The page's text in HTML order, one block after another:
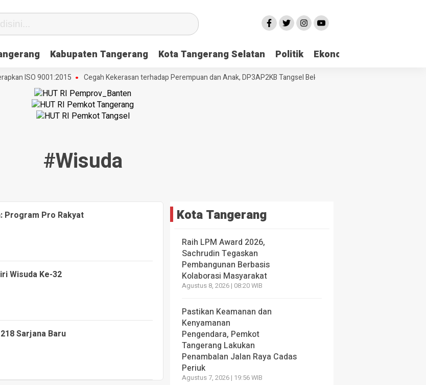
Kabupaten Tangerang Kota Tangerang Selatan Politik Ekonomi
ISO 9001:2015 Cegah Kekerasan terhadap Perempuan dan Anak, DP3AP2KB Tangsel Bekali Masyarakat Manajemen Stres
#wisuda
Program Pro Rakyat
Wisuda Ke-32
Sarjana Baru
Kota Tangerang
Raih LPM Award 2026,
Sachrudin Tegaskan
Pembangunan Berbasis
Kolaborasi Masyarakat
Agustus 8, 2026 | 08:20 WIB
Pastikan Keamanan dan
Kenyamanan
Pengendara, Pemkot
Tangerang Lakukan
Penambalan Jalan Raya Cadas
Periuk
Agustus 7, 2026 | 19:56 WIB